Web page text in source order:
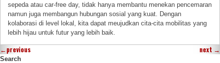
sepeda atau car-free day, tidak hanya membantu menekan pencemaran
namun juga membangun hubungan sosial yang kuat. Dengan
kolaborasi di level lokal, kita dapat meujudkan cita-cita mobilitas yang
lebih hijau untuk futur yang lebih baik.
←previous next →
Search